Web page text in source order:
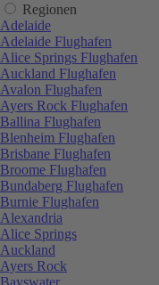
Regionen
Adelaide
Adelaide Flughafen
Alice Springs Flughafen
Auckland Flughafen
Avalon Flughafen
Ayers Rock Flughafen
Ballina Flughafen
Blenheim Flughafen
Brisbane Flughafen
Broome Flughafen
Bundaberg Flughafen
Burnie Flughafen
Alexandria
Alice Springs
Auckland
Ayers Rock
Bayswater